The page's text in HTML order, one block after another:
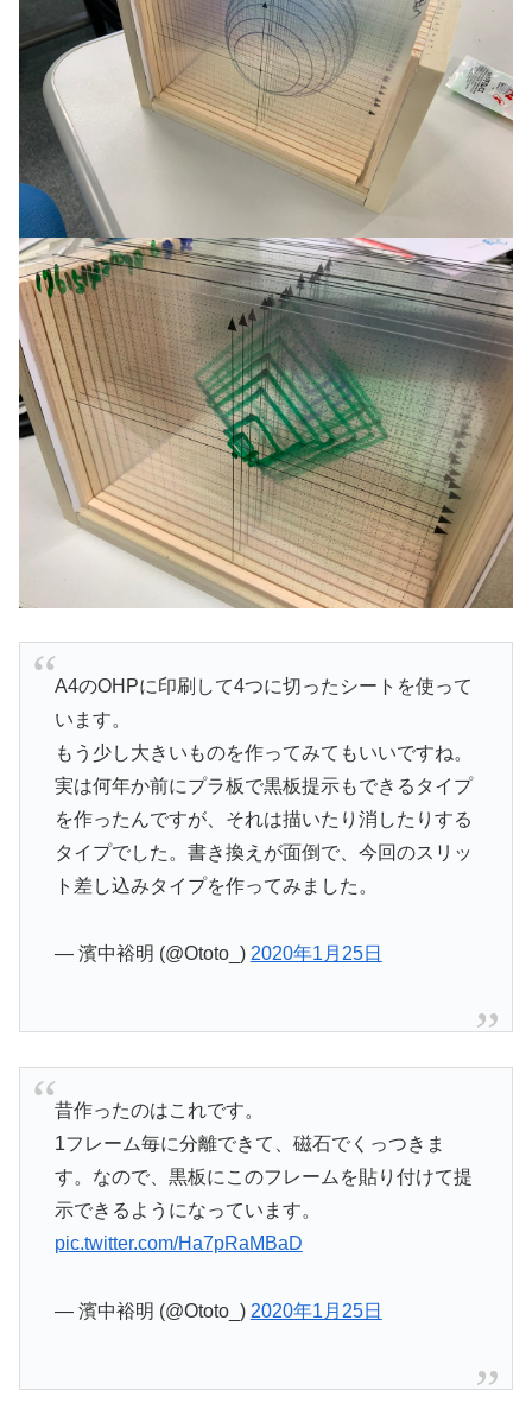
A4のOHPに印刷して4つに切ったシートを使って
います。
もう少し大きいものを作ってみてもいいですね。
実は何年か前にプラ板で黒板提示もできるタイプ
を作ったんですが、それは描いたり消したりする
タイプでした。書き換えが面倒で、今回のスリッ
ト差し込みタイプを作ってみました。
— 濱中裕明 (@Ototo_) 2020年1月25日
昔作ったのはこれです。
1フレーム毎に分離できて、磁石でくっつきま
す。なので、黒板にこのフレームを貼り付けて提
示できるようになっています。
pic.twitter.com/Ha7pRaMBaD
— 濱中裕明 (@Ototo_) 2020年1月25日